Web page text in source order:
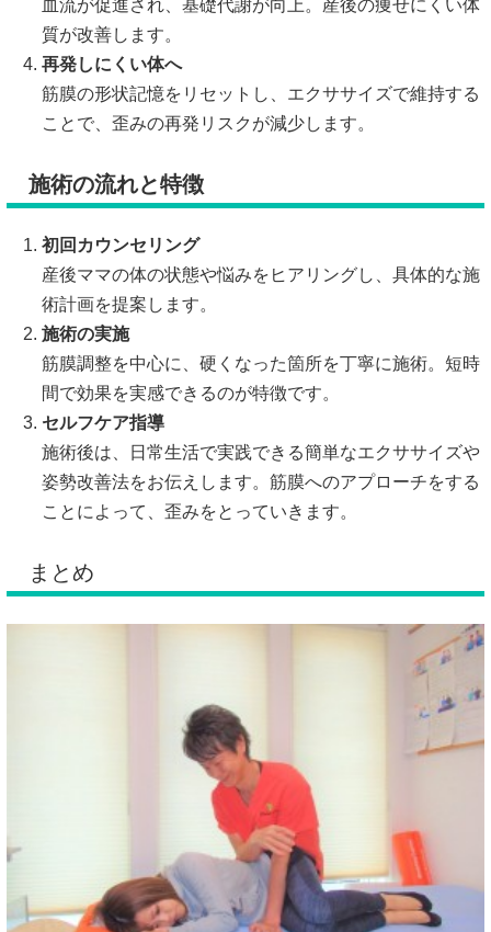
血流が促進され、基礎代謝が向上。産後の痩せにくい体
質が改善します。
再発しにくい体へ
筋膜の形状記憶をリセットし、エクササイズで維持する
ことで、歪みの再発リスクが減少します。
施術の流れと特徴
初回カウンセリング
産後ママの体の状態や悩みをヒアリングし、具体的な施
術計画を提案します。
施術の実施
筋膜調整を中心に、硬くなった箇所を丁寧に施術。短時
間で効果を実感できるのが特徴です。
セルフケア指導
施術後は、日常生活で実践できる簡単なエクササイズや
姿勢改善法をお伝えします。筋膜へのアプローチをする
ことによって、歪みをとっていきます。
まとめ